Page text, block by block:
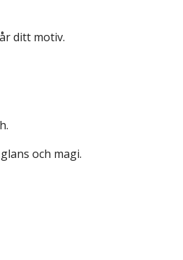
ditt motiv.
och magi.